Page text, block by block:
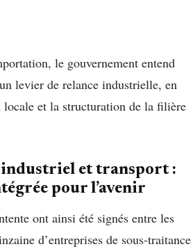
le gouvernement entend
levier de relance industrielle, en
et la structuration de la filière
industriel et transport :
pour l’avenir
ont ainsi été signés entre les
d’entreprises de sous-traitance